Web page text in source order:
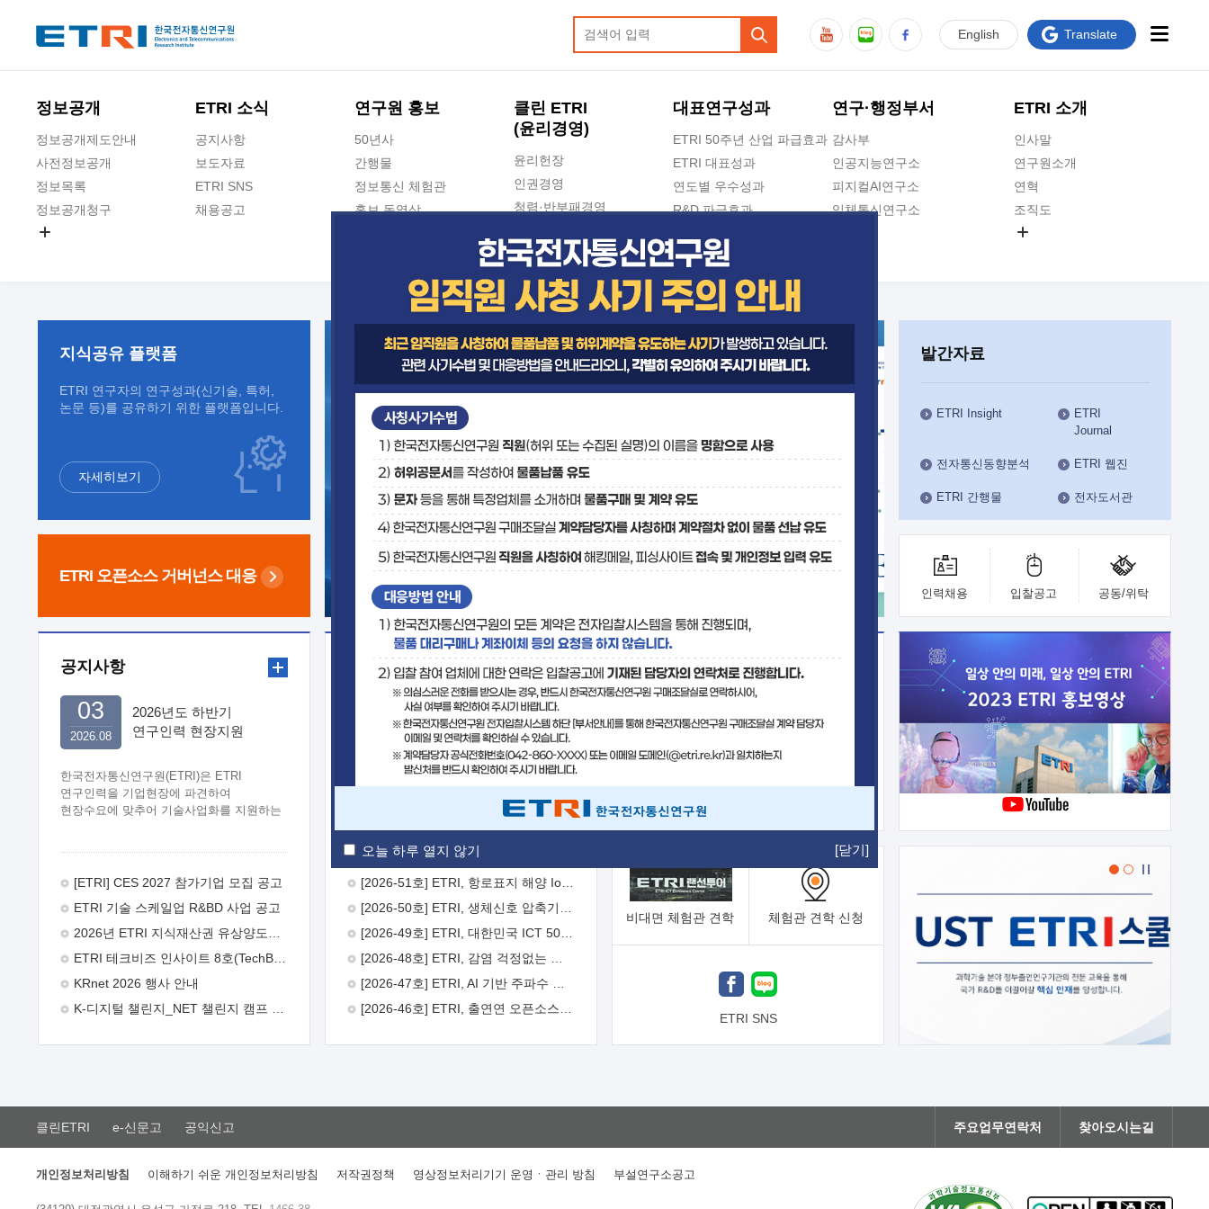
오늘 하루 열지 않기 [닫기]
정보공개
정보공개제도안내
사전정보공개
정보목록
정보공개청구
ETRI 소식
공지사항
보도자료
ETRI SNS
채용공고
연구원 홍보
50년사
간행물
정보통신 체험관
홍보 동영상
클린 ETRI
(윤리경영)
윤리헌장
인권경영
청렴·반부패경영
청렴포털 신고
수의계약 현황
부패징계 현황
감사결과공개
대표연구성과
ETRI 50주년 산업 파급효과
ETRI 대표성과
연도별 우수성과
R&D 파급효과
지식공유플랫폼
연구·행정부서
감사부
인공지능연구소
피지컬AI연구소
입체통신연구소
인공지능안전연구소
우주항공반도체전략연구단
대경권연구본부
호남권연구본부
기획본부
사업화본부
행정본부
대외협력부
ETRI 소개
인사말
연구원소개
연혁
조직도
ETRI CI
English Translate
지식공유 플랫폼
ETRI 연구자의 연구성과(신기술, 특허,
논문 등)를 공유하기 위한 플랫폼입니다.
자세히보기
ETRI 오픈소스 거버넌스 대응
발간자료
ETRI Insight
ETRI
Journal
전자통신동향분석 ETRI 웹진
ETRI 간행물 전자도서관
인력채용 입찰공고 공동/위탁
공지사항
2026년도 하반기
연구인력 현장지원
한국전자통신연구원(ETRI)은 ETRI
연구인력을 기업현장에 파견하여
현장수요에 맞추어 기술사업화를 지원하는
주시기 바랍니다. 2026년 8월
추진목적: ETRI 인력을 기업현장에 파견.
기술지원을 실시함으로써 ETRI 개발기술의
극대화하고, 지원기업을 강견기업으로
육성하고자 함.  신청자격: ETRI
ETRI 창업/연구소기업, 기술이전/출자기업
(2 ~ 3년차) 연봉의 40%  추진일정(1)
희망기업 신청/접수(2)희망인력-희망기업
매칭(3)현장조사/ 선정(심의)(4)협약체결
26일 9월초순 9월 중순 10월 이후*
2026.08
03
[ETRI] CES 2027 참가기업 모집 공고
ETRI 기술 스케일업 R&BD 사업 공고
ETRI 테크비즈 인사이트 8호(TechBiz Insight Vol.8) 발간
KRnet 2026 행사 안내
보도자료
[2026-52호] ETRI, ITU-T 자율주행차 국제표준화 주도한다
기술사업화플랫폼/기술이전
기술예고 중소기업 지원
보유특허 이전가능 기술
융합기술연구생산센터 반도체실험실
비대면 체험관 견학 체험관 견학 신청
ETRI SNS
클린ETRI e-신문고 공익신고 주요업무연락처 찾아오시는길
개인정보처리방침 이해하기 쉬운 개인정보처리방침 저작권정책 영상정보처리기기 운영ㆍ관리 방침 부설연구소공고